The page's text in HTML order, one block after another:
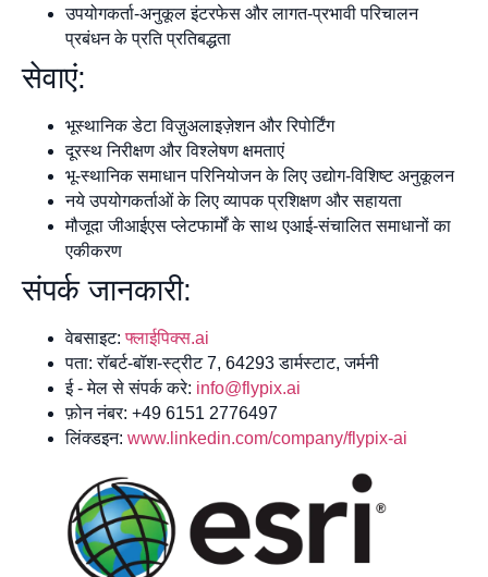
उपयोगकर्ता-अनुकूल इंटरफेस और लागत-प्रभावी परिचालन
प्रबंधन के प्रति प्रतिबद्धता
सेवाएं:
भूस्थानिक डेटा विज़ुअलाइज़ेशन और रिपोर्टिंग
दूरस्थ निरीक्षण और विश्लेषण क्षमताएं
भू-स्थानिक समाधान परिनियोजन के लिए उद्योग-विशिष्ट अनुकूलन
नये उपयोगकर्ताओं के लिए व्यापक प्रशिक्षण और सहायता
मौजूदा जीआईएस प्लेटफार्मों के साथ एआई-संचालित समाधानों का
एकीकरण
संपर्क जानकारी:
वेबसाइट:फ्लाईपिक्स.ai
पता: रॉबर्ट-बॉश-स्ट्रीट 7, 64293 डार्मस्टाट, जर्मनी
ई - मेल से संपर्क करे: info@flypix.ai
फ़ोन नंबर: +49 6151 2776497
लिंक्डइन: www.linkedin.com/company/flypix-ai